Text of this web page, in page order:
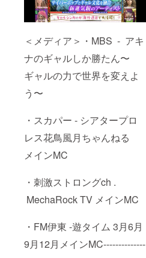
＜メディア＞・MBS - アキ
ナのギャルしか勝たん〜
ギャルの力で世界を変えよ
う〜
・スカパー - シアタープロ
レス花鳥風月ちゃんねる
メインMC
・刺激ストロングch .
MechaRock TV メインMC
・FM伊東 -遊タイム 3月6月
9月12月メインMC--------------